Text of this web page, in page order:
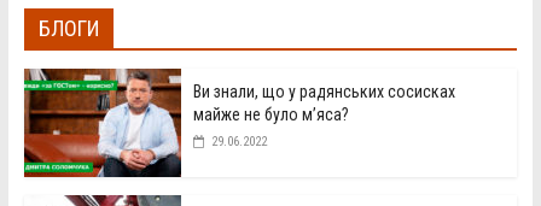
БЛОГИ
Ви знали, що у радянських сосисках
майже не було м’яса?
29.06.2022